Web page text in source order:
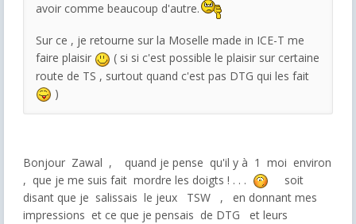
avoir comme beaucoup d'autre.
Sur ce , je retourne sur la Moselle made in ICE-T me
faire plaisir
( si si c'est possible le plaisir sur certaine
route de TS , surtout quand c'est pas DTG qui les fait
)
Bonjour Zawal , quand je pense qu'il y à 1 moi environ
, que je me suis fait mordre les doigts ! . . .
soit
disant que je salissais le jeux TSW , en donnant mes
impressions et ce que je pensais de DTG et leurs